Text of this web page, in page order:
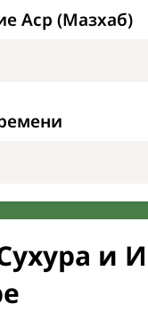
Аср (Мазхаб)
и